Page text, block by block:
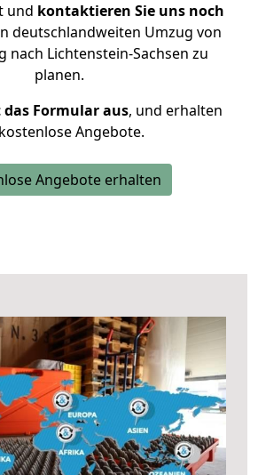
und kontaktieren Sie uns noch
deutschlandweiten Umzug von
nach Lichtenstein-Sachsen zu
planen.
Formular aus, und erhalten
Angebote.
Angebote erhalten